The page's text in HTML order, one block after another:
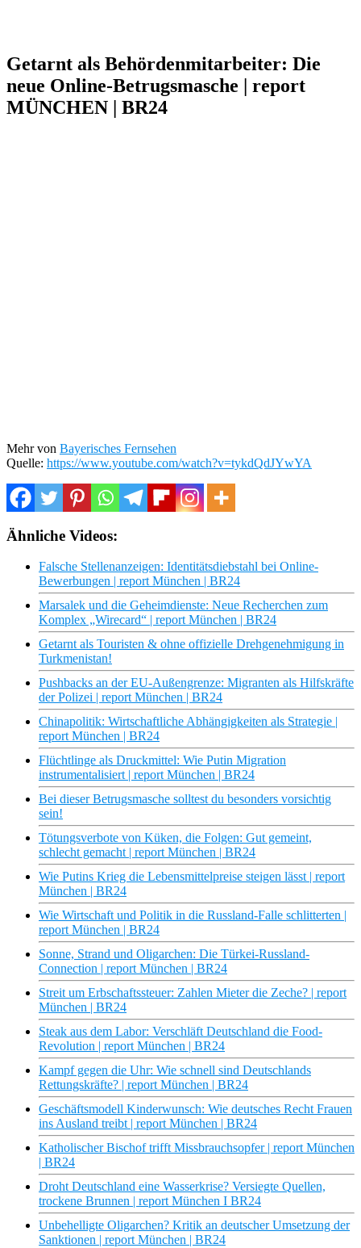
Getarnt als Behördenmitarbeiter: Die
neue Online-Betrugsmasche | report
MÜNCHEN | BR24
Mehr von Bayerisches Fernsehen
Quelle: https://www.youtube.com/watch?v=tykdQdJYwYA
Ähnliche Videos:
Falsche Stellenanzeigen: Identitätsdiebstahl bei Online-
Bewerbungen | report München | BR24
Marsalek und die Geheimdienste: Neue Recherchen zum
Komplex „Wirecard“ | report München | BR24
Getarnt als Touristen & ohne offizielle Drehgenehmigung in
Turkmenistan!
Pushbacks an der EU-Außengrenze: Migranten als Hilfskräfte
der Polizei | report München | BR24
Chinapolitik: Wirtschaftliche Abhängigkeiten als Strategie |
report München | BR24
Flüchtlinge als Druckmittel: Wie Putin Migration
instrumentalisiert | report München | BR24
Bei dieser Betrugsmasche solltest du besonders vorsichtig
sein!
Tötungsverbote von Küken, die Folgen: Gut gemeint,
schlecht gemacht | report München | BR24
Wie Putins Krieg die Lebensmittelpreise steigen lässt | report
München | BR24
Wie Wirtschaft und Politik in die Russland-Falle schlitterten |
report München | BR24
Sonne, Strand und Oligarchen: Die Türkei-Russland-
Connection | report München | BR24
Streit um Erbschaftssteuer: Zahlen Mieter die Zeche? | report
München | BR24
Steak aus dem Labor: Verschläft Deutschland die Food-
Revolution | report München | BR24
Kampf gegen die Uhr: Wie schnell sind Deutschlands
Rettungskräfte? | report München | BR24
Geschäftsmodell Kinderwunsch: Wie deutsches Recht Frauen
ins Ausland treibt | report München | BR24
Katholischer Bischof trifft Missbrauchsopfer | report München
| BR24
Droht Deutschland eine Wasserkrise? Versiegte Quellen,
trockene Brunnen | report München I BR24
Unbehelligte Oligarchen? Kritik an deutscher Umsetzung der
Sanktionen | report München | BR24